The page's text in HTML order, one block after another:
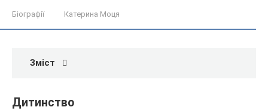
Біографії Катерина Моця
Зміст
Дитинство